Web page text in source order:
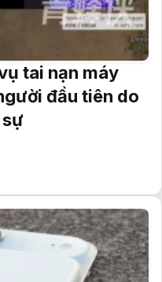
tai nạn máy
đầu tiên do
sự